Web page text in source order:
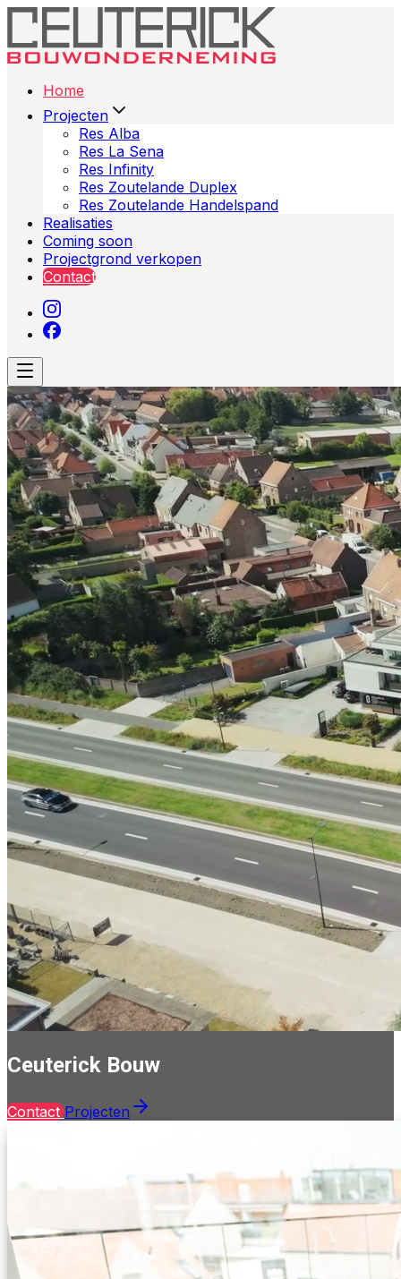
Home
Projecten
Res Alba
Res La Sena
Res Infinity
Res Zoutelande Duplex
Res Zoutelande Handelspand
Realisaties
Coming soon
Projectgrond verkopen
Contact
Ceuterick Bouw
ContactProjecten